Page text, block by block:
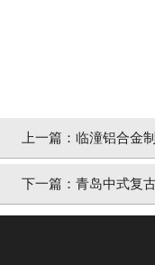
上一篇： 临潼铝合金
「冠墅阳光
下一篇： 青岛中式复